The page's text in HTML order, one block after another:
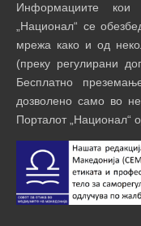
Информациите
„Национал“ се
мрежа како и од
(преку регулирани
Бесплатно
дозволено само во
Порталот „Национал“